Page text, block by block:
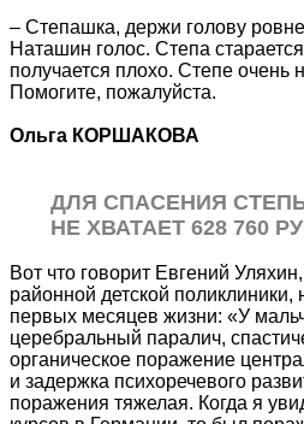
– Степашка, держи голову
Наташин голос. Степа
получается плохо. Степе
Помогите, пожалуйста.
Ольга КОРШАКОВА
ДЛЯ СПАСЕНИЯ
НЕ ХВАТАЕТ 628 760
Вот что говорит Евгений
районной детской
первых месяцев жизни: «У
церебральный паралич,
органическое поражение
и задержка психоречевого
поражения тяжелая. Когда я